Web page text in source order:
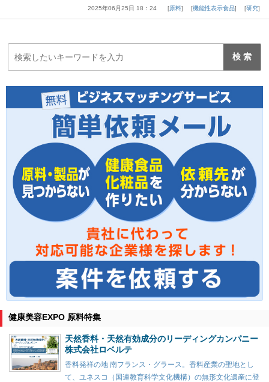
2025年06月25日 18：24 原料 機能性表示食品 研究
健康美容EXPO 原料特集
天然香料・天然有効成分のリーディングカンパニー
株式会社ロベルテ
香料発祥の地 南フランス・グラース。香料産業の聖地とし
て、ユネスコ（国連教育科学文化機構）の無形文化遺産に登